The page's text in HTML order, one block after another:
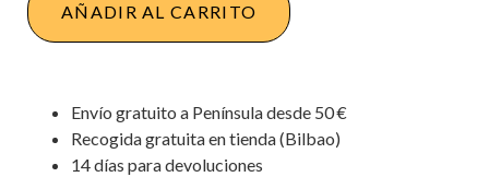
AÑADIR AL CARRITO
Envío gratuito a Península desde 50 €
Recogida gratuita en tienda (Bilbao)
14 días para devoluciones